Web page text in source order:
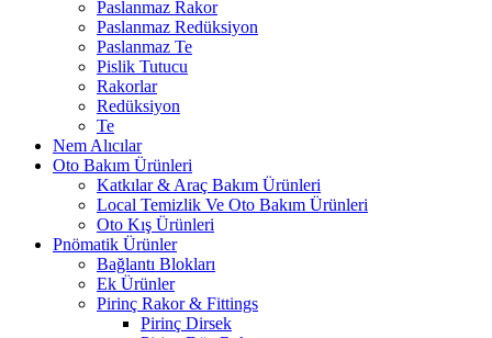
Paslanmaz Rakor
Paslanmaz Redüksiyon
Paslanmaz Te
Pislik Tutucu
Rakorlar
Redüksiyon
Te
Nem Alıcılar
Oto Bakım Ürünleri
Katkılar & Araç Bakım Ürünleri
Local Temizlik Ve Oto Bakım Ürünleri
Oto Kış Ürünleri
Pnömatik Ürünler
Bağlantı Blokları
Ek Ürünler
Pirinç Rakor & Fittings
Pirinç Dirsek